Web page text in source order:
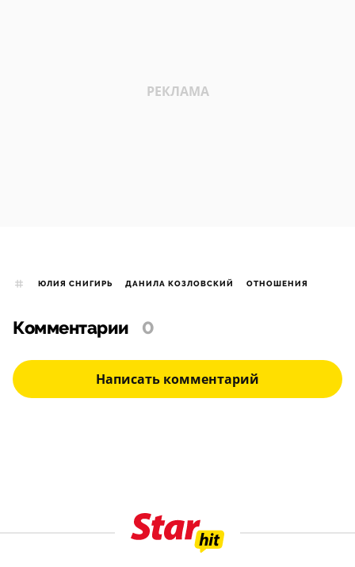
ЮЛИЯ СНИГИРЬ ДАНИЛА КОЗЛОВСКИЙ ОТНОШЕНИЯ
Комментарии 0
Написать комментарий